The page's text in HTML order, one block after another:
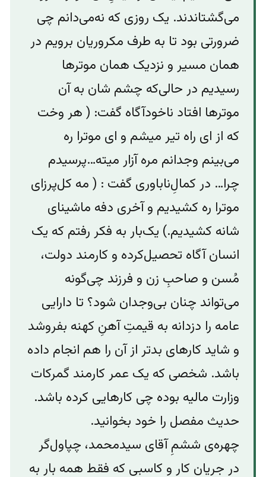
می‌گشتاندند. یک روزی که نه‌می‌دانم چی
ضرورتی بود تا به طرف مکروریان برویم در
همان مسیر و نزدیک همان موترها
رسیدیم در حالی‌که چشم شان به آن
موترها افتاد ناخودآگاه گفت: ( هر وخت
که از ای راه تیر میشم و ای موترا ره
می‌بینم وجدانم مره آزار میته…پرسیدم
چرا… در کمالِ‌ناباوری گفت : ( مه کل‌پرزای
موترا ره کشیدیم و آخری دفه ماشینای
شانه کشیدیم.) یک‌بار به فکر رفتم که یک
انسان آگاه تحصیل‌کرده و کارمند دولت،
مُسن و صاحبِ زن و‌ فرزند چی‌گونه
می‌تواند چنان بی‌‌وجدان شود؟ تا دارایی‌
عامه را دزدانه به قیمتِ آهنِ کهنه بفروشد
و شاید کارهای بدتر از آن را هم انجام داده
باشد. شخصی که یک عمر کارمند گمرکات
وزارت مالیه بوده چی کارهایی کرده باشد.
حدیث مفصل را خود بخوانید.
چهره‌‌ی ششمِ آقای سیدمحمد، چپاول‌گر
در جریان کار و‌ کاسبی که فقط همه بار به